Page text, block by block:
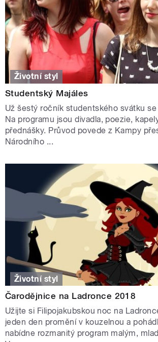
Životní styl
Studentský Majáles
Už šestý ročník studentského svátku se
Na programu jsou divadla, poezie,
přednášky. Průvod povede z Kampy
Národního ...
Životní styl
Čarodějnice na Ladronce 2018
Užijte si Filipojakubskou noc na
jeden den promění v kouzelnou a
nabídne rozmanitý program malým,